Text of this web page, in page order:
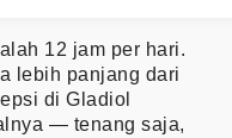
12 jam per hari.
lebih panjang dari
di Gladiol
— tenang saja,